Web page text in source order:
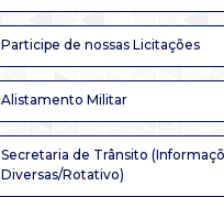
Participe de nossas Licitações
Alistamento Militar
Secretaria de Trânsito
Diversas/Rotativo)